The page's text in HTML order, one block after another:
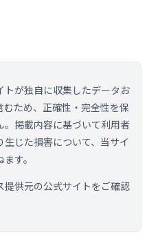
が独自に収集したデータお
ため、正確性・完全性を保
。掲載内容に基づいて利用者
じた損害について、当サイ
す。
供元の公式サイトをご確認